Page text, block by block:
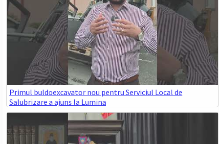
Primul buldoexcavator nou pentru Serviciul Local de
Salubrizare a ajuns la Lumina